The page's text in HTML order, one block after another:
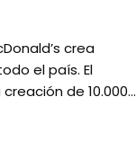
crea
el país. El
de 10.000…